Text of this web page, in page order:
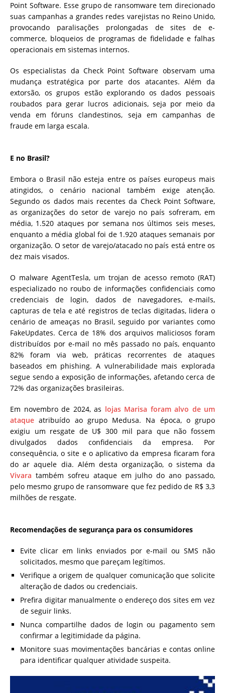
Point Software. Esse grupo de ransomware tem direcionado
suas campanhas a grandes redes varejistas no Reino Unido,
provocando paralisações prolongadas de sites de e-
commerce, bloqueios de programas de fidelidade e falhas
operacionais em sistemas internos.
Os especialistas da Check Point Software observam uma
mudança estratégica por parte dos atacantes. Além da
extorsão, os grupos estão explorando os dados pessoais
roubados para gerar lucros adicionais, seja por meio da
venda em fóruns clandestinos, seja em campanhas de
fraude em larga escala.
E no Brasil?
Embora o Brasil não esteja entre os países europeus mais
atingidos, o cenário nacional também exige atenção.
Segundo os dados mais recentes da Check Point Software,
as organizações do setor de varejo no país sofreram, em
média, 1.520 ataques por semana nos últimos seis meses,
enquanto a média global foi de 1.920 ataques semanais por
organização. O setor de varejo/atacado no país está entre os
dez mais visados.
O malware AgentTesla, um trojan de acesso remoto (RAT)
especializado no roubo de informações confidenciais como
credenciais de login, dados de navegadores, e-mails,
capturas de tela e até registros de teclas digitadas, lidera o
cenário de ameaças no Brasil, seguido por variantes como
FakeUpdates. Cerca de 18% dos arquivos maliciosos foram
distribuídos por e-mail no mês passado no país, enquanto
82% foram via web, práticas recorrentes de ataques
baseados em phishing. A vulnerabilidade mais explorada
segue sendo a exposição de informações, afetando cerca de
72% das organizações brasileiras.
Em novembro de 2024, as lojas Marisa foram alvo de um
ataque atribuído ao grupo Medusa. Na época, o grupo
exigiu um resgate de U$ 300 mil para que não fossem
divulgados dados confidenciais da empresa. Por
consequência, o site e o aplicativo da empresa ficaram fora
do ar aquele dia. Além desta organização, o sistema da
Vivara também sofreu ataque em julho do ano passado,
pelo mesmo grupo de ransomware que fez pedido de R$ 3,3
milhões de resgate.
Recomendações de segurança para os consumidores
Evite clicar em links enviados por e-mail ou SMS não
solicitados, mesmo que pareçam legítimos.
Verifique a origem de qualquer comunicação que solicite
alteração de dados ou credenciais.
Prefira digitar manualmente o endereço dos sites em vez
de seguir links.
Nunca compartilhe dados de login ou pagamento sem
confirmar a legitimidade da página.
Monitore suas movimentações bancárias e contas online
para identificar qualquer atividade suspeita.